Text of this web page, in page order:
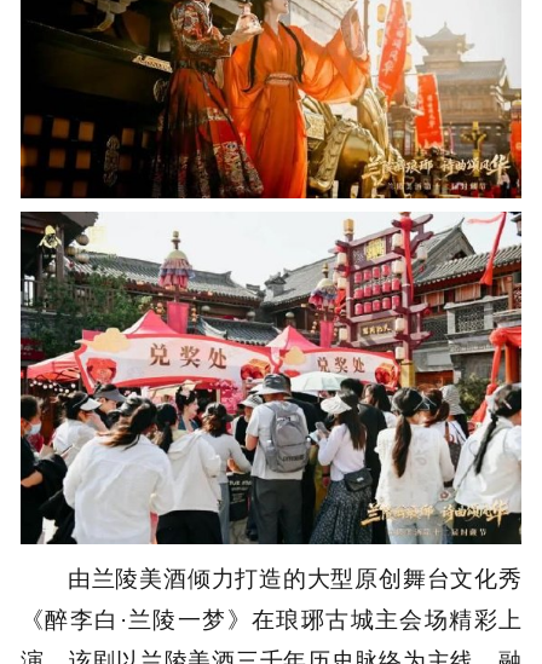
由兰陵美酒倾力打造的大型原创舞台文化秀
《醉李白·兰陵一梦》在琅琊古城主会场精彩上